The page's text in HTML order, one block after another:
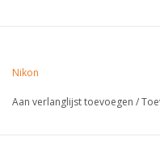
Nikon
Aan verlanglijst toevoegen /